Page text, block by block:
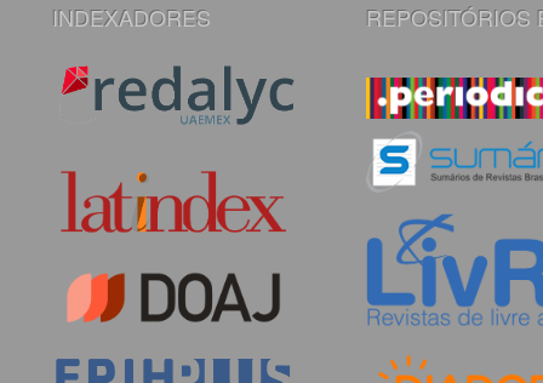
INDEXADORES REPOSITÓRIOS